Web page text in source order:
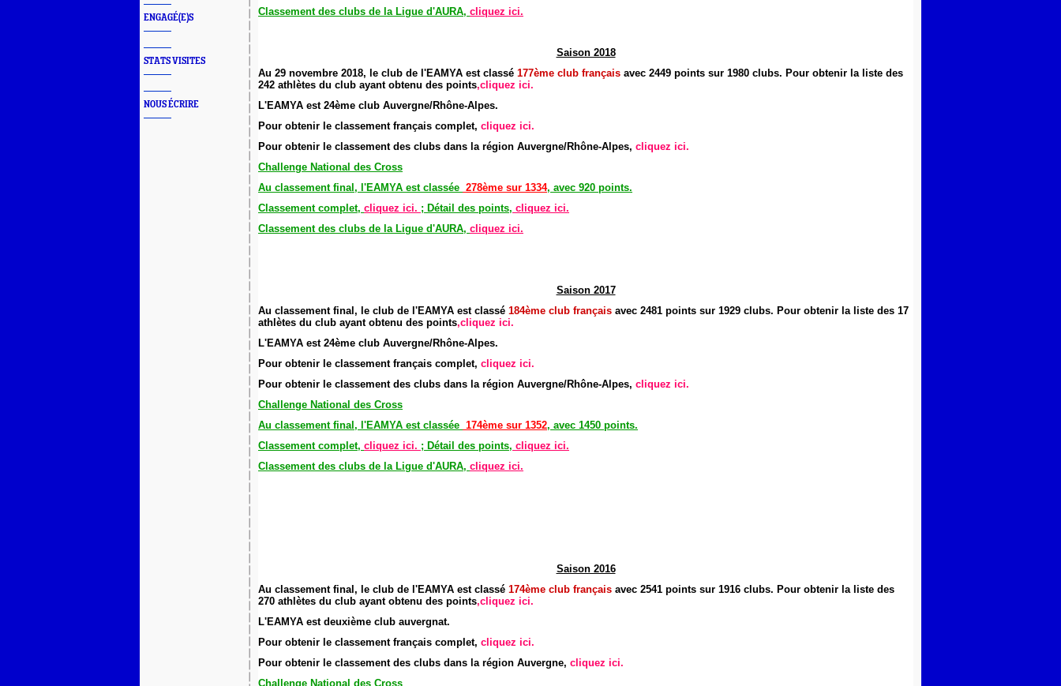
ENGAGÉ(E)S
STATS VISITES
NOUS ÉCRIRE
Classement des clubs de la Ligue d'AURA, cliquez ici.
Saison 2018
Au 29 novembre 2018, le club de l'EAMYA est classé 177ème club français avec 2449 points sur 1980 clubs. Pour obtenir la liste des
242 athlètes du club ayant obtenu des points,cliquez ici.
L'EAMYA est 24ème club Auvergne/Rhône-Alpes.
Pour obtenir le classement français complet, cliquez ici.
Pour obtenir le classement des clubs dans la région Auvergne/Rhône-Alpes, cliquez ici.
Challenge National des Cross
Au classement final, l'EAMYA est classée 278ème sur 1334, avec 920 points.
Classement complet, cliquez ici. ; Détail des points, cliquez ici.
Classement des clubs de la Ligue d'AURA, cliquez ici.
Saison 2017
Au classement final, le club de l'EAMYA est classé 184ème club français avec 2481 points sur 1929 clubs. Pour obtenir la liste des 17
athlètes du club ayant obtenu des points,cliquez ici.
L'EAMYA est 24ème club Auvergne/Rhône-Alpes.
Pour obtenir le classement français complet, cliquez ici.
Pour obtenir le classement des clubs dans la région Auvergne/Rhône-Alpes, cliquez ici.
Challenge National des Cross
Au classement final, l'EAMYA est classée 174ème sur 1352, avec 1450 points.
Classement complet, cliquez ici. ; Détail des points, cliquez ici.
Classement des clubs de la Ligue d'AURA, cliquez ici.
Saison 2016
Au classement final, le club de l'EAMYA est classé 174ème club français avec 2541 points sur 1916 clubs. Pour obtenir la liste des
270 athlètes du club ayant obtenu des points,cliquez ici.
L'EAMYA est deuxième club auvergnat.
Pour obtenir le classement français complet, cliquez ici.
Pour obtenir le classement des clubs dans la région Auvergne, cliquez ici.
Challenge National des Cross